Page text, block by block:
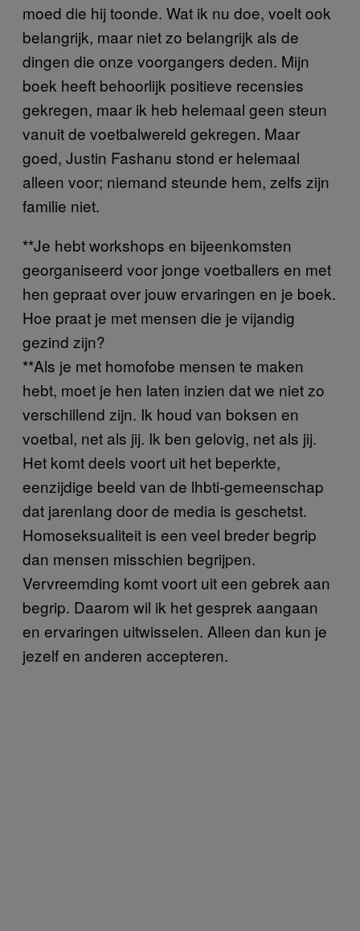
moed die hij toonde. Wat ik nu doe, voelt ook
belangrijk, maar niet zo belangrijk als de
dingen die onze voorgangers deden. Mijn
boek heeft behoorlijk positieve recensies
gekregen, maar ik heb helemaal geen steun
vanuit de voetbalwereld gekregen. Maar
goed, Justin Fashanu stond er helemaal
alleen voor; niemand steunde hem, zelfs zijn
familie niet.
**Je hebt workshops en bijeenkomsten
georganiseerd voor jonge voetballers en met
hen gepraat over jouw ervaringen en je boek.
Hoe praat je met mensen die je vijandig
gezind zijn?
**Als je met homofobe mensen te maken
hebt, moet je hen laten inzien dat we niet zo
verschillend zijn. Ik houd van boksen en
voetbal, net als jij. Ik ben gelovig, net als jij.
Het komt deels voort uit het beperkte,
eenzijdige beeld van de lhbti-gemeenschap
dat jarenlang door de media is geschetst.
Homoseksualiteit is een veel breder begrip
dan mensen misschien begrijpen.
Vervreemding komt voort uit een gebrek aan
begrip. Daarom wil ik het gesprek aangaan
en ervaringen uitwisselen. Alleen dan kun je
jezelf en anderen accepteren.